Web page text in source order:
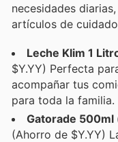
necesidades
artículos de
Leche Klim 1
$Y.YY) Perfecta
acompañar tus
para toda la familia.
Gatorade 500ml
(Ahorro de $Y.YY)